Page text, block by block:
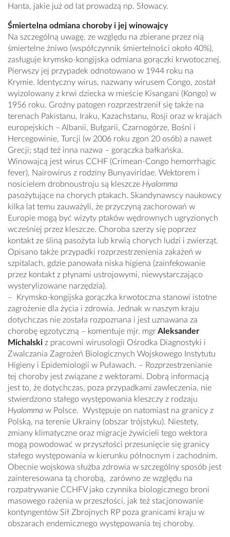
Hanta, jakie już od lat prowadzą np. Słowacy.
Śmiertelna odmiana choroby i jej winowajcy
Na szczególną uwagę, ze względu na zbierane przez nią
śmiertelne żniwo (współczynnik śmiertelności około 40%),
zasługuje krymsko-kongijska odmiana gorączki krwotocznej.
Pierwszy jej przypadek odnotowano w 1944 roku na
Krymie. Identyczny wirus, nazwany wirusem Congo, został
wyizolowany z krwi dziecka w mieście Kisangani (Kongo) w
1956 roku. Groźny patogen rozprzestrzenił się także na
terenach Pakistanu, Iraku, Kazachstanu, Rosji oraz w krajach
europejskich – Albanii, Bułgarii, Czarnogórze, Bośni i
Hercegowinie, Turcji (w 2006 roku zgon 20 osób) a nawet
Grecji; stąd też inna nazwa – gorączka bałkańska.
Winowajcą jest wirus CCHF (Crimean-Congo hemorrhagic
fever), Nairowirus z rodziny Bunyaviridae. Wektorem i
nosicielem drobnoustroju są kleszcze Hyalomma
pasożytujące na chorych ptakach. Skandynawscy naukowcy
kilka lat temu zauważyli, że przyczyną zachorowań w
Europie mogą być wizyty ptaków wędrownych ugryzionych
wcześniej przez kleszcze. Choroba szerzy się poprzez
kontakt ze śliną pasożyta lub krwią chorych ludzi i zwierząt.
Opisano także przypadki rozprzestrzenienia zakażeń w
szpitalach, gdzie panowała niska higiena (zainfekowanie
przez kontakt z płynami ustrojowymi, niewystarczająco
wysterylizowane narzędzia).
– Krymsko-kongijska gorączka krwotoczna stanowi istotne
zagrożenie dla życia i zdrowia. Jednak w naszym kraju
dotychczas nie została rozpoznana i jest uznawana za
chorobę egzotyczną – komentuje mjr. mgrAleksander
Michalski z pracowni wirusologii Ośrodka Diagnostyki i
Zwalczania Zagrożeń Biologicznych Wojskowego Instytutu
Higieny i Epidemiologii w Puławach. – Rozprzestrzenianie
tej choroby jest związane z wektorami. Dobrą informacją
jest to, że dotychczas, poza przypadkami zawleczenia, nie
stwierdzono stałego występowania kleszczy z rodzaju
Hyalomma w Polsce. Występuje on natomiast na granicy z
Polską, na terenie Ukrainy (obszar trójstyku). Niestety,
zmiany klimatyczne oraz migracje żywicieli tego wektora
mogą powodować w przyszłości przesunięcie się granicy
stałego występowania w kierunku północnym i zachodnim.
Obecnie wojskowa służba zdrowia w szczególny sposób jest
zainteresowana tą chorobą, zarówno ze względu na
rozpatrywanie CCHFV jako czynnika biologicznego broni
masowego rażenia w przeszłości, jak też stacjonowanie
kontyngentów Sił Zbrojnych RP poza granicami kraju w
obszarach endemicznego występowania tej choroby.